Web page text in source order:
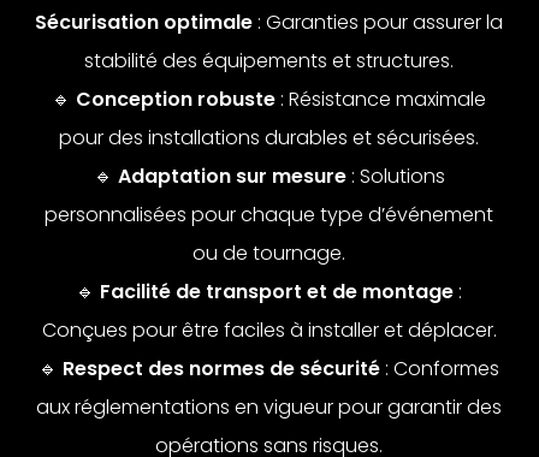
Sécurisation optimale : Garanties pour assurer la
stabilité des équipements et structures.
🔹 Conception robuste : Résistance maximale
pour des installations durables et sécurisées.
🔹 Adaptation sur mesure: Solutions
personnalisées pour chaque type d’événement
ou de tournage.
🔹 Facilité de transport et de montage :
Conçues pour être faciles à installer et déplacer.
🔹 Respect des normes de sécurité : Conformes
aux réglementations en vigueur pour garantir des
opérations sans risques.